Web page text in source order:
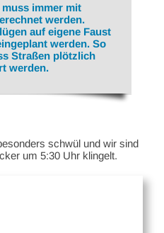
immer mit
werden.
auf eigene Faust
werden. So
Straßen plötzlich
werden.
schwül und wir sind
um 5:30 Uhr klingelt.